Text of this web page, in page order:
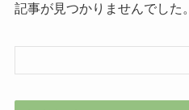
記事が見つかりませんでした。